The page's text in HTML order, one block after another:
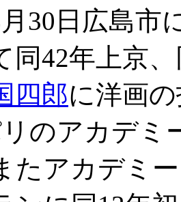
30日広島市
同42年上京
四郎に洋画
リのアカデ
たアカデミ